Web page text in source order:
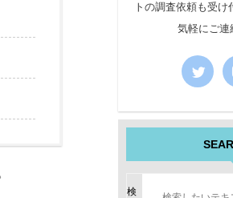
トの調査依頼も受
気軽にご連
検